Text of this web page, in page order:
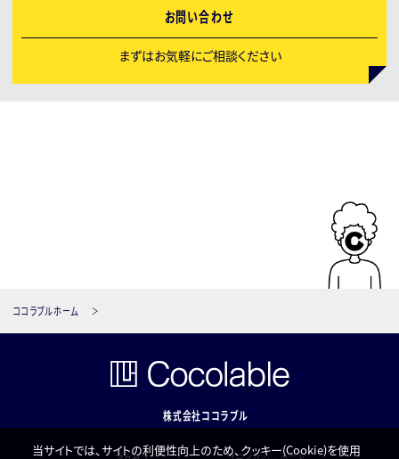
お問い合わせ
まずはお気軽にご相談ください
ココラブルホーム
株式会社ココラブル
当サイトでは、サイトの利便性向上のため、クッキー(Cookie)を使用